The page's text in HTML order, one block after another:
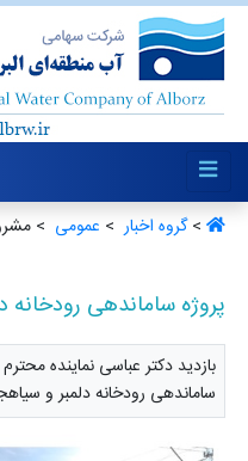
>گروه اخبار ‏ > عمومی ‏ >
پروژه ساماندهی رودخانه
بازدید دکتر عباسی نماینده
ساماندهی رودخانه دلمبر و